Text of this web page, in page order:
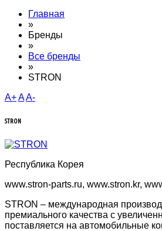
Главная
»
Бренды
»
Все бренды
»
STRON
A+AA-
STRON
Республика Корея
www.stron-parts.ru, www.stron.kr,
STRON – международная
премиального качества с
поставляется на автомобильные